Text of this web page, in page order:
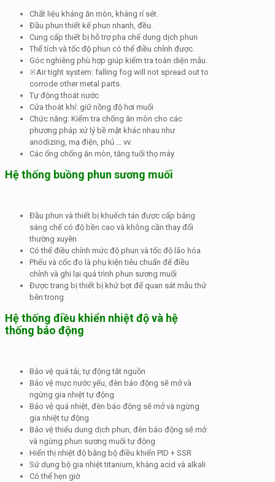
Chất liệu kháng ăn mòn, kháng rỉ sét.
Đầu phun thiết kế phun nhanh, đều.
Cung cấp thiết bị hỗ trợ pha chế dung dịch phun
Thể tích và tốc độ phun có thể điều chỉnh được.
Góc nghiêng phù hợp giúp kiểm tra toàn diện mẫu.
※Air tight system: falling fog will not spread out to
corrode other metal parts.
Tự động thoát nước
Cửa thoát khí: giữ nồng độ hơi muối
Chức năng: Kiểm tra chống ăn mòn cho các
phương pháp xử lý bề mặt khác nhau như
anodizing, mạ điện, phủ … vv.
Các ống chống ăn mòn, tăng tuổi thọ máy
Hệ thống buồng phun sương muối
Đầu phun và thiết bị khuếch tán được cấp bằng
sáng chế có độ bền cao và không cần thay đổi
thường xuyên
Có thể điều chỉnh mức độ phun và tốc độ lão hóa
Phếu và cốc đo là phụ kiện tiêu chuẩn để điều
chỉnh và ghi lại quá trình phun sương muối
Được trang bị thiết bị khử bọt để quan sát mẫu thử
bên trong
Hệ thống điều khiển nhiệt độ và hệ
thống báo động
Bảo vệ quá tải, tự động tắt nguồn
Bảo vệ mực nước yếu, đèn báo động sẽ mở và
ngừng gia nhiệt tự động
Bảo vệ quá nhiệt, đèn báo động sẽ mở và ngừng
gia nhiệt tự động
Bảo vệ thiếu dung dịch phun, đèn báo động sẽ mở
và ngừng phun sương muối tự động
Hiển thị nhiệt độ bằng bộ điều khiển PID + SSR
Sử dụng bộ gia nhiệt titanium, kháng acid và alkali
Có thể hẹn giờ